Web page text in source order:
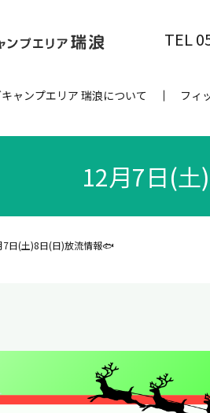
TEL
ャンプエリア 瑞浪について フィ
12月7日(
7日(土)8日(日)放流情報🐟